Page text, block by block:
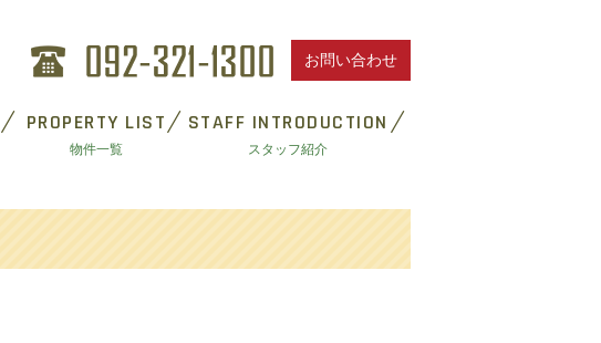
お問い合わせ
PROPERTY LIST
物件一覧
STAFF INTRODUCTION
スタッフ紹介